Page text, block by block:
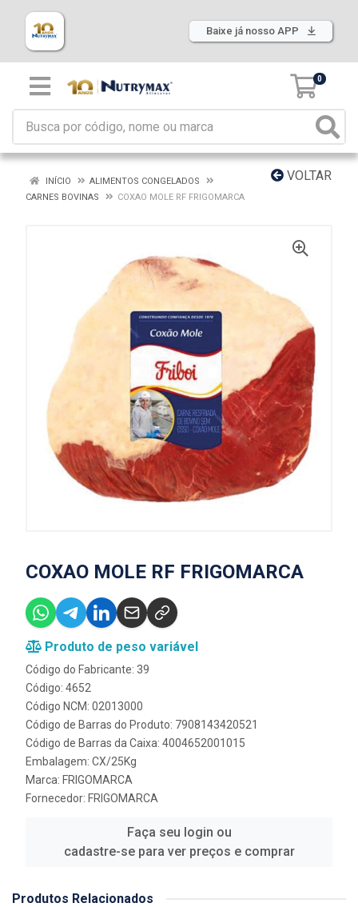
Baixe já nosso APP
0
VOLTAR
INÍCIO
ALIMENTOS CONGELADOS
CARNES BOVINAS
COXAO MOLE RF FRIGOMARCA
COXAO MOLE RF FRIGOMARCA
Produto de peso variável
Código do Fabricante: 39
Código: 4652
Código NCM: 02013000
Código de Barras do Produto: 7908143420521
Código de Barras da Caixa: 4004652001015
Embalagem: CX/25Kg
Marca: FRIGOMARCA
Fornecedor: FRIGOMARCA
Faça seu login ou
cadastre-se para ver preços e comprar
Produtos Relacionados